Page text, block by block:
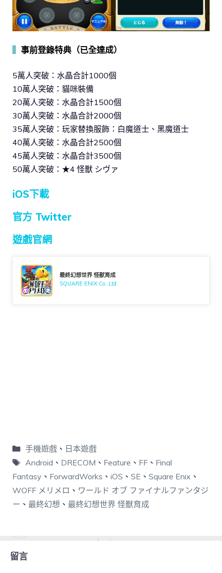
事前登錄特典（已全達成）
5萬人突破：水晶合計1000個
10萬人突破：貓咪裝備
20萬人突破：水晶合計1500個
30萬人突破：水晶合計2000個
35萬人突破：玩家替換服飾：白魔道士、黑魔道士
40萬人突破：水晶合計2500個
45萬人突破：水晶合計3500個
50萬人突破：★4 怪獸 シヴァ
iOS下載
官方 Twitter
遊戲官網
最終幻想世界 怪獸育成
SQUARE ENIX Co.,Ltd.
手機遊戲、 日本遊戲
Android 、 DRECOM 、 Feature 、 FF、 Final
Fantasy 、 ForwardWorks 、 iOS 、 SE 、 Square Enix 、
WOFF メリメロ 、 ワールド オブ ファイナルファンタジ
ー 、 最終幻想 、 最終幻想世界 怪獸育成
留言